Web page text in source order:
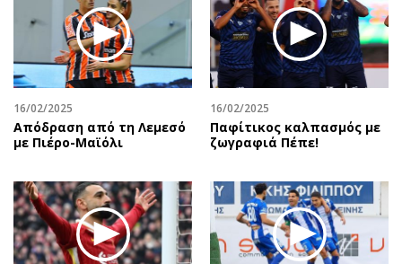
16/02/2025
Απόδραση από τη Λεμεσό
με Πιέρο-Μαϊόλι
16/02/2025
Παφίτικος καλπασμός με
ζωγραφιά Πέπε!